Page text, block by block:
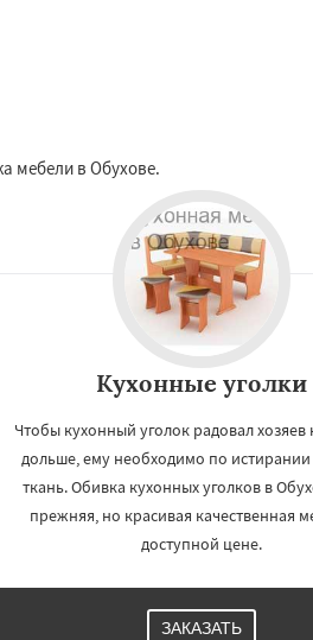
мебели в Обухове.
Кухонные уголки
Чтобы кухонный уголок радовал
дольше, ему необходимо по истирании
ткань. Обивка кухонных уголков в
прежняя, но красивая качественная
доступной цене.
ЗАКАЗАТЬ